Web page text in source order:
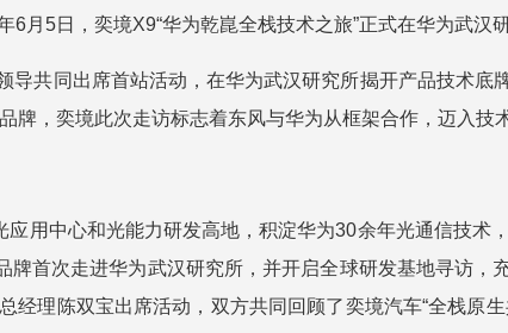
5日，奕境X9“华为乾崑全栈技术之旅”正式在华为武汉
共同出席首站活动，在华为武汉研究所揭开产品技术底
，奕境此次走访标志着东风与华为从框架合作，迈入技
用中心和光能力研发高地，积淀华为30余年光通信技术
首次走进华为武汉研究所，并开启全球研发基地寻访，
理陈双宝出席活动，双方共同回顾了奕境汽车“全栈原